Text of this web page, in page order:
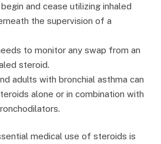
and cease utilizing inhaled
the supervision of a
to monitor any swap from an
steroid.
adults with bronchial asthma can
alone or in combination with
medical use of steroids is